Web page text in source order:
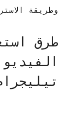
وطريقة
طرق